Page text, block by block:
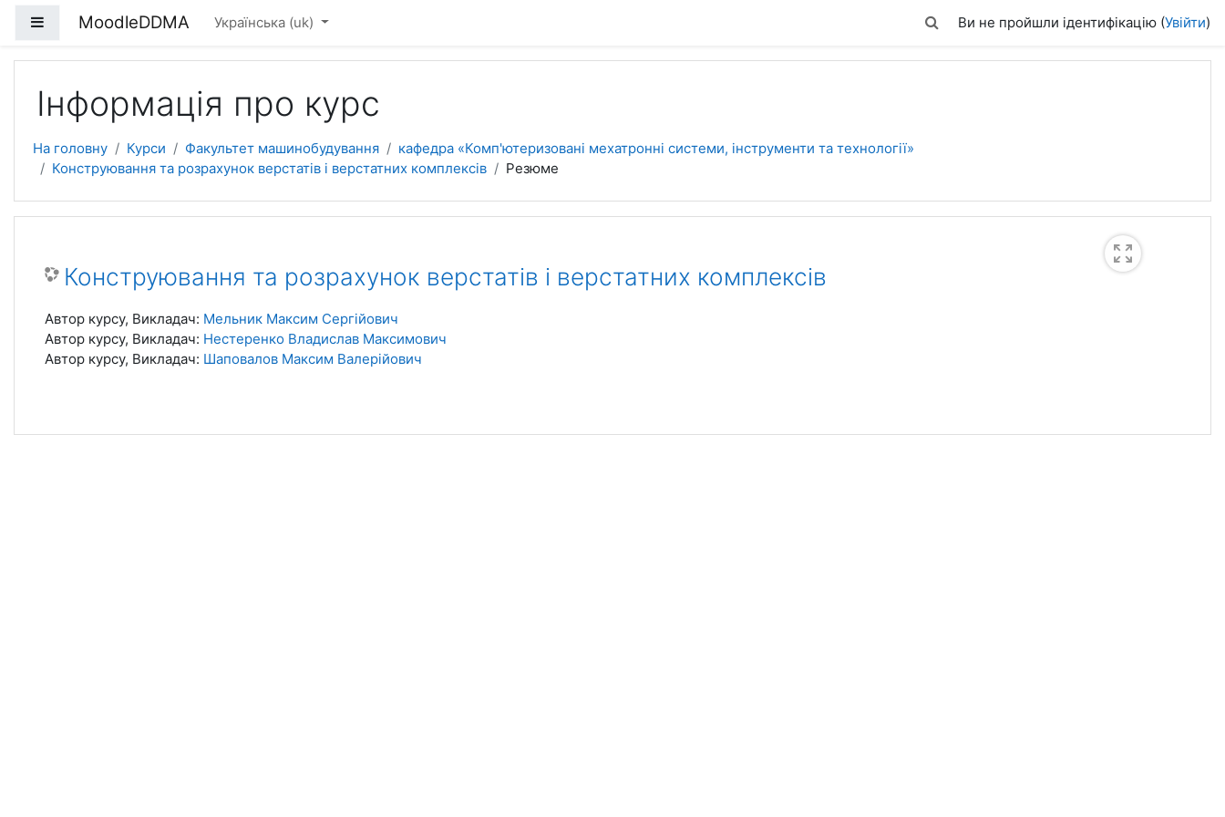
Бокова панель
MoodleDDMA Українська ‎(uk)‎ Переключити введення пошуку
Ви не пройшли ідентифікацію (Увійти)
Інформація про курс
На головну Курси Факультет машинобудування
кафедра «Комп'ютеризовані мехатронні системи, інструменти та технології»
Конструювання та розрахунок верстатів і верстатних комплексів
Резюме
Конструювання та розрахунок верстатів і верстатних комплексів
Автор курсу, Викладач: Мельник Максим Сергійович
Автор курсу, Викладач: Нестеренко Владислав Максимович
Автор курсу, Викладач: Шаповалов Максим Валерійович